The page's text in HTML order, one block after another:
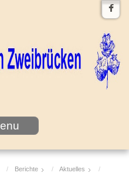
Berichte
Aktuelles